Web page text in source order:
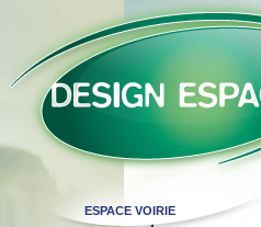
ESPACE VOIRIE